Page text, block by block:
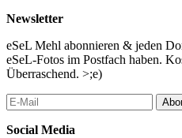
Newsletter
eSeL Mehl abonnieren & jeden
eSeL-Fotos im Postfach haben.
Überraschend. >;e)
Social Media